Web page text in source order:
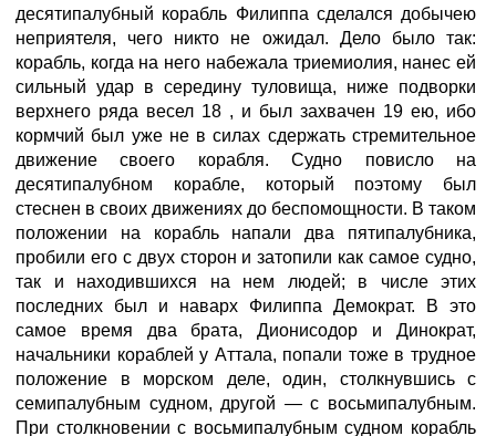
десятипалубный корабль Филиппа сделался добычею
неприятеля, чего никто не ожидал. Дело было так:
корабль, когда на него набежала триемиолия, нанес ей
сильный удар в середину туловища, ниже подворки
верхнего ряда весел 18 , и был захвачен 19 ею, ибо
кормчий был уже не в силах сдержать стремительное
движение своего корабля. Судно повисло на
десятипалубном корабле, который поэтому был
стеснен в своих движениях до беспомощности. В таком
положении на корабль напали два пятипалубника,
пробили его с двух сторон и затопили как самое судно,
так и находившихся на нем людей; в числе этих
последних был и наварх Филиппа Демократ. В это
самое время два брата, Дионисодор и Динократ,
начальники кораблей у Аттала, попали тоже в трудное
положение в морском деле, один, столкнувшись с
семипалубным судном, другой — с восьмипалубным.
При столкновении с восьмипалубным судном корабль